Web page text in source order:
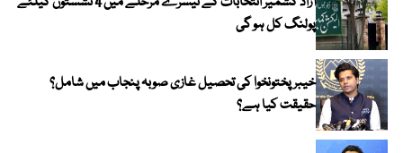
پولنگ کل ہو گی
خیبر پختونخوا کی تحصیل غازی صوبہ پنجاب میں شامل؟
حقیقت کیا ہے؟